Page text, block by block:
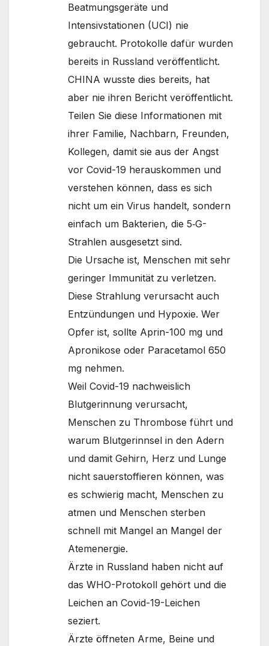
Beatmungsgeräte und
Intensivstationen (UCI) nie
gebraucht. Protokolle dafür wurden
bereits in Russland veröffentlicht.
CHINA wusste dies bereits, hat
aber nie ihren Bericht veröffentlicht.
Teilen Sie diese Informationen mit
ihrer Familie, Nachbarn, Freunden,
Kollegen, damit sie aus der Angst
vor Covid-19 herauskommen und
verstehen können, dass es sich
nicht um ein Virus handelt, sondern
einfach um Bakterien, die 5‑G-
Strahlen ausgesetzt sind.
Die Ursache ist, Menschen mit sehr
geringer Immunität zu verletzen.
Diese Strahlung verursacht auch
Entzündungen und Hypoxie. Wer
Opfer ist, sollte Aprin-100 mg und
Apronikose oder Paracetamol 650
mg nehmen.
Weil Covid-19 nachweislich
Blutgerinnung verursacht,
Menschen zu Thrombose führt und
warum Blutgerinnsel in den Adern
und damit Gehirn, Herz und Lunge
nicht sauerstoffieren können, was
es schwierig macht, Menschen zu
atmen und Menschen sterben
schnell mit Mangel an Mangel der
Atemenergie.
Ärzte in Russland haben nicht auf
das WHO-Protokoll gehört und die
Leichen an Covid-19-Leichen
seziert.
Ärzte öffneten Arme, Beine und